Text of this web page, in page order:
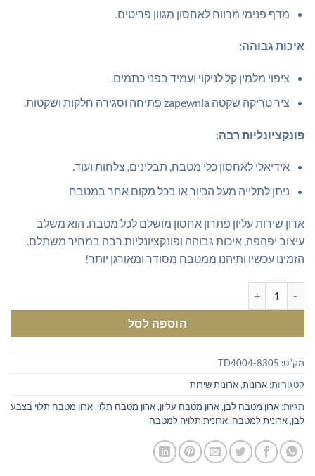
מדף פנימי מרווח לאחסון מגוון פריטים.
איכות גבוהה:
ציפוי מלמין קל לניקוי ועמיד בפני כתמים.
ציר טריקה שקטה zapewnia פתיחה וסגירה חלקות ושקטות.
פונקציונליות רבה:
אידיאלי לאחסון כלי מטבח, תבלינים, צלחות ועוד.
ניתן לתלייה מעל הכיור או בכל מקום אחר במטבח
ארון שירות עליון פתרון אחסון מושלם לכל מטבח. הוא משלב
עיצוב יפהפה, איכות גבוהה ופונקציונליות רבה במחיר משתלם.
הזמינו עכשיו ותיהנו ממטבח מסודר ומאורגן יותר!
הוספה לסל
מק"ט: TD4004-8305
קטגוריות: ארונות,ארונות שירות
תגיות: ארון מטבח לבן,ארון מטבח עליון,ארון מטבח תלוי,ארון מטבח תלוי בצבע
לבן,ארונית למטבח,ארונית תלויה למטבח